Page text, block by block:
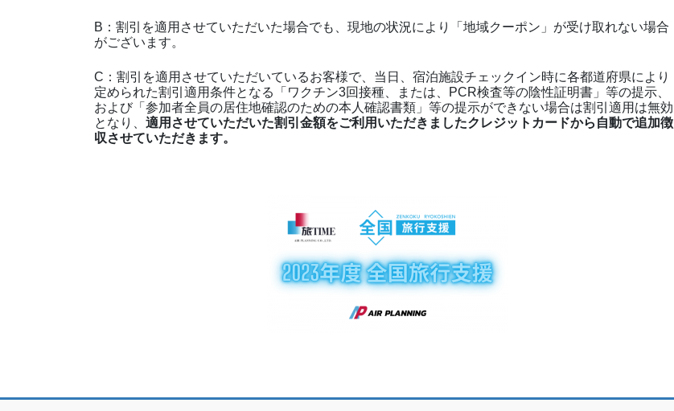
B：割引を適用させていただいた場合でも、現地の状況により「地域クーポン」が受け取れない場合
がございます。
C：割引を適用させていただいているお客様で、当日、宿泊施設チェックイン時に各都道府県により
定められた割引適用条件となる
「ワクチン3回接種、または、PCR検査等の陰性証明書」等の提示、
および「参加者全員の居住地確認のための本人確認書類」等の提示ができない場合は割引適用は無効
となり、 適用させていただいた割引金額をご利用いただきましたクレジットカードから自動で追加徴
収させていただきます。